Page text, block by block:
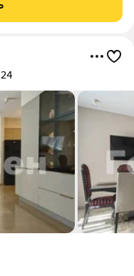
24